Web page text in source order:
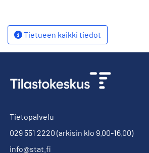
Tietueen kaikki tiedot
Tietopalvelu
029 551 2220 (arkisin klo 9.00-16.00)
info@stat.fi